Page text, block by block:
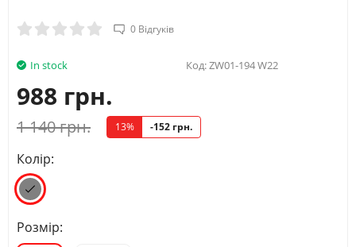
0 Відгуків
In stock Код:ZW01-194 W22
988 грн.
1 140 грн. 13% -152 грн.
Колір:
Розмір: